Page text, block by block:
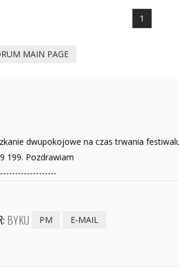
1
MAIN PAGE
dwupokojowe na czas trwania
199. Pozdrawiam
BYKU PM E-MAIL